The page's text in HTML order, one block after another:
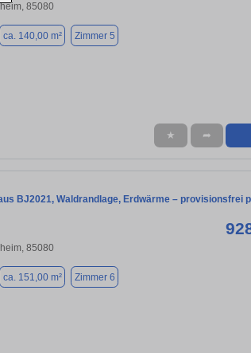
85080
ca. 140,00 m² Zimmer 5
★ ➦
BJ2021, Waldrandlage, Erdwärme – provisionsfrei
85080
ca. 151,00 m² Zimmer 6